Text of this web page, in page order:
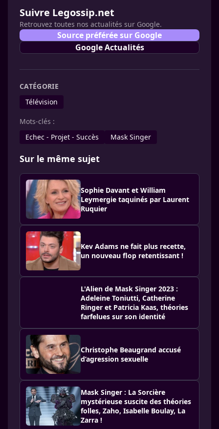
Suivre Legossip.net
Retrouvez toutes nos actualités sur Google.
Source préférée sur Google
Google Actualités
CATÉGORIE
Télévision
Mots-clés :
Echec - Projet - Succès
Mask Singer
Sur le même sujet
Sophie Davant et William
Leymergie taquinés par Laurent
Ruquier
Kev Adams ne fait plus recette,
un nouveau flop retentissant !
L'Alien de Mask Singer 2023 :
Adeleine Toniutti, Catherine
Ringer et Patricia Kaas, théories
farfelues sur son identité
Christophe Beaugrand accusé
d’agression sexuelle
Mask Singer : La Sorcière
mystérieuse suscite des théories
folles, Zaho, Isabelle Boulay, La
Zarra !